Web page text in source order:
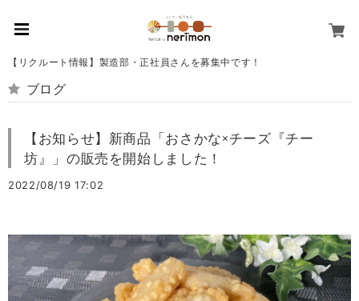
【リクルート情報】製造部・正社員さんを募集中です！
ブログ
【お知らせ】新商品「おさかな×チーズ『チー
坊』」の販売を開始しました！
2022/08/19 17:02